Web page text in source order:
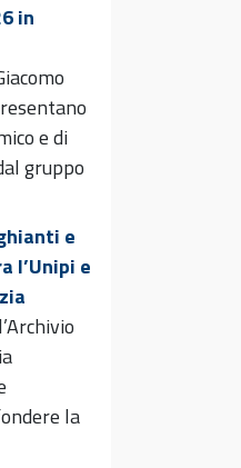
in
e di
gruppo
e
l’Unipi e
la